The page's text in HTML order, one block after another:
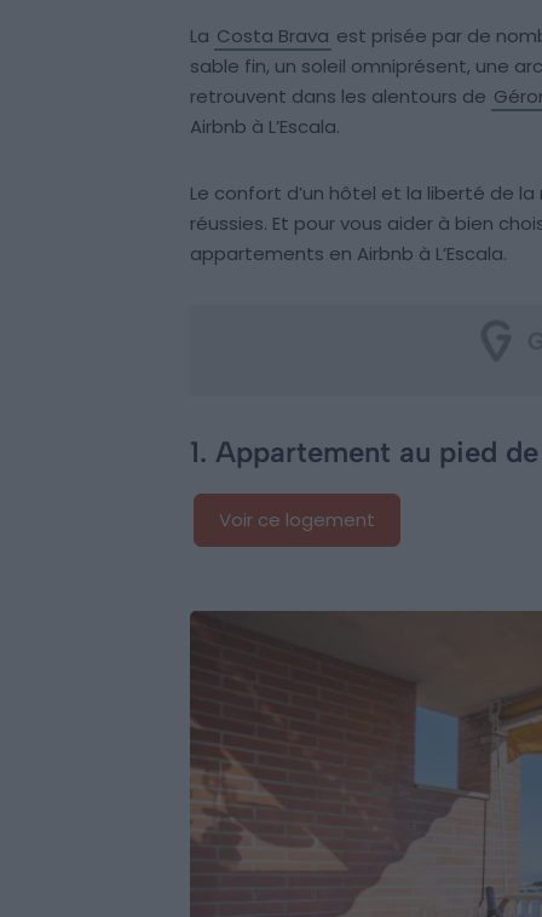
La Costa Brava est prisée par de
sable fin, un soleil omniprésent, une
retrouvent dans les alentours de
Airbnb à L’Escala.
Le confort d’un hôtel et la liberté de
réussies. Et pour vous aider à bien
appartements en Airbnb à L’Escala.
1. Appartement au pied
Voir ce logement